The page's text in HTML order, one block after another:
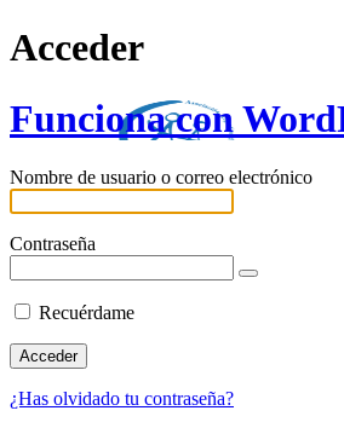
Acceder
Funciona con
Nombre de usuario o correo electrónico
Contraseña
Recuérdame
¿Has olvidado tu contraseña?